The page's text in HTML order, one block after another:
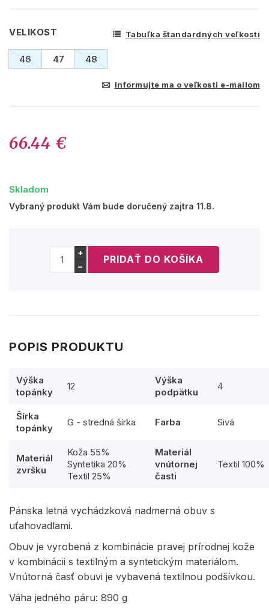
VELIKOST Tabuľka štandardných veľkostí
46 47 48
Informujte ma o veľkosti e-mailom
66.44 €
Skladom
Vybraný produkt Vám bude doručený zajtra 11.8.
+
−
POPIS PRODUKTU
Výška
topánky
12
Výška
podpätku
4
Šírka
topánky
G - stredná šírka Farba Sivá
Materiál
zvršku
Koža 55%
Syntetika 20%
Textil 25%
Materiál
vnútornej
časti
Textil 100%
Pánska letná vychádzková nadmerná obuv s
uťahovadlami.
Obuv je vyrobená z kombinácie pravej prírodnej kože
v kombinácii s textilným a syntetickým materiálom.
Vnútorná časť obuvi je vybavená textilnou podšívkou.
Váha jedného páru: 890 g